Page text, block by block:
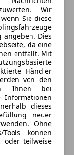
Wir
Sie diese
angeben. Dies
da eine
entfällt. Mit
Händler
von den
Ihnen bei
Informationen
dieses
neuer
Ohne
können
oder teilweise